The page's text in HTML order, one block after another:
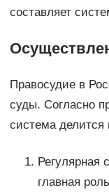
составляет
Правосудие в
суды. Согласно
система делится
Регулярная
главная